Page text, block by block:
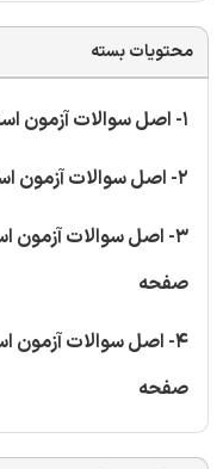
محتویات بسته
1- اصل سوالات آزمون استخدامی ادوار گذشته شایستگی اصول آشپزی سال 1400 شامل 20 سوال استخدامی
2- اصل سوالات آزمون استخدامی ادوار گذشته شایستگی آشنایی با ابزار فنی سال 1400 شامل 20 سوال استخدامی
3- اصل سوالات آزمون استخدامی ادوار گذشته شایستگی آشنایی با قوانین روز رانندگی سال 1400 شامل 20 سوال استخدامی
صفحه
4- اصل سوالات آزمون استخدامی ادوار گذشته شایستگی آشنایی با امور فنی ساختمان سال 1400 شامل 20 سوال استخدامی
صفحه